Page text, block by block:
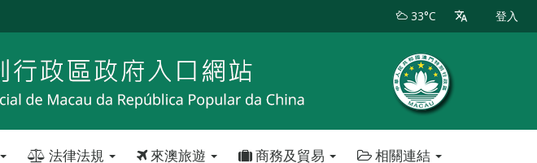
33°C 登入
法律法規 來澳旅遊 商務及貿易 相關連結